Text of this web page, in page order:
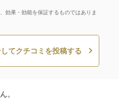
効果・効能を保証するものではありま
てクチコミを投稿する
。